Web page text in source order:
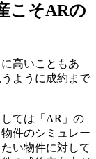
こそARの
高いこともあ
ように成約まで
ては「AR」の
件のシミュレー
い物件に対して